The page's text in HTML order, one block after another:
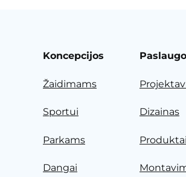
Koncepcijos
Žaidimams
Sportui
Parkams
Dangai
Dizainas
Produktai